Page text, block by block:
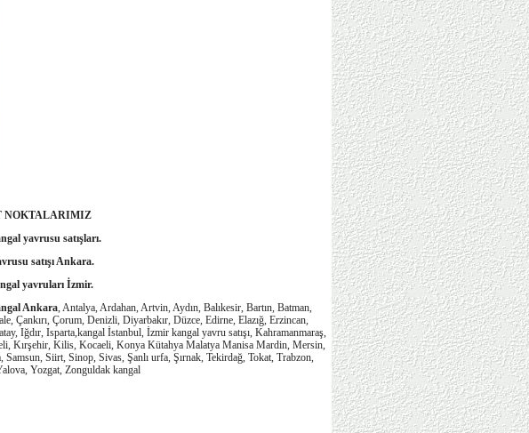
NOKTALARIMIZ
yavrusu satışları.
satışı Ankara.
yavruları İzmir.
Ankara, Antalya, Ardahan, Artvin, Aydın, Balıkesir, Bartın, Batman,
Çorum, Denizli, Diyarbakır, Düzce, Edirne, Elazığ, Erzincan,
Iğdır, Isparta,kangal İstanbul, İzmir kangal yavru satışı, Kahramanmaraş,
Kırşehir, Kilis, Kocaeli, Konya Kütahya Malatya Manisa Mardin, Mersin,
Siirt, Sinop, Sivas, Şanlı urfa, Şırnak, Tekirdağ, Tokat, Trabzon,
Yozgat, Zonguldak kangal